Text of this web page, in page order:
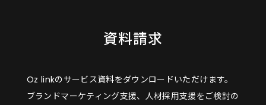
資料請求
Oz linkのサービス資料をダウンロードいただけます。
ブランドマーケティング支援、人材採用支援をご検討の